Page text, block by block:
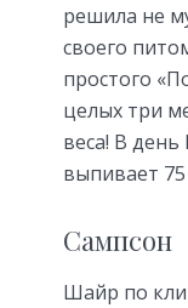
решила не
своего
простого
целых три
веса! В
выпивает
Сампсон
Шайр по